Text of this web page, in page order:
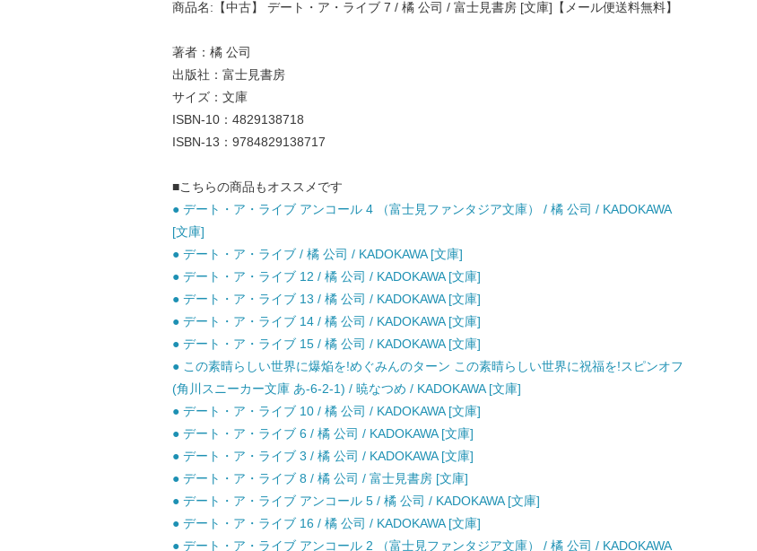
商品名:【中古】 デート・ア・ライブ 7 / 橘 公司 / 富士見書房 [文庫]【メール便送料無料】
著者：橘 公司
出版社：富士見書房
サイズ：文庫
ISBN-10：4829138718
ISBN-13：9784829138717
■こちらの商品もオススメです
● デート・ア・ライブ アンコール 4 （富士見ファンタジア文庫） / 橘 公司 / KADOKAWA
[文庫]
● デート・ア・ライブ / 橘 公司 / KADOKAWA [文庫]
● デート・ア・ライブ 12 / 橘 公司 / KADOKAWA [文庫]
● デート・ア・ライブ 13 / 橘 公司 / KADOKAWA [文庫]
● デート・ア・ライブ 14 / 橘 公司 / KADOKAWA [文庫]
● デート・ア・ライブ 15 / 橘 公司 / KADOKAWA [文庫]
● この素晴らしい世界に爆焔を!めぐみんのターン この素晴らしい世界に祝福を!スピンオフ
(角川スニーカー文庫 あ-6-2-1) / 暁なつめ / KADOKAWA [文庫]
● デート・ア・ライブ 10 / 橘 公司 / KADOKAWA [文庫]
● デート・ア・ライブ 6 / 橘 公司 / KADOKAWA [文庫]
● デート・ア・ライブ 3 / 橘 公司 / KADOKAWA [文庫]
● デート・ア・ライブ 8 / 橘 公司 / 富士見書房 [文庫]
● デート・ア・ライブ アンコール 5 / 橘 公司 / KADOKAWA [文庫]
● デート・ア・ライブ 16 / 橘 公司 / KADOKAWA [文庫]
● デート・ア・ライブ アンコール 2 （富士見ファンタジア文庫） / 橘 公司 / KADOKAWA